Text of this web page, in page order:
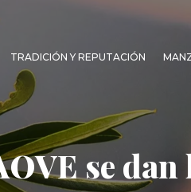
TRADICIÓN Y REPUTACIÓN
se dan